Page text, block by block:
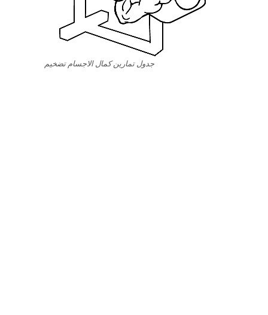
جدول تمارين كمال الاجسام تضخيم